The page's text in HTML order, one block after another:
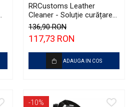
RRCustoms Leather
Cleaner - Soluție curățare
piele, fără parfum (5L)
136,90 RON
117,73 RON
ADAUGA IN COS
-10%